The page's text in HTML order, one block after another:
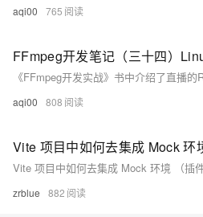
aqi00 765
aqi00 808
Vite 项目中如何去集成 Mock 环境 （插
zrblue 882